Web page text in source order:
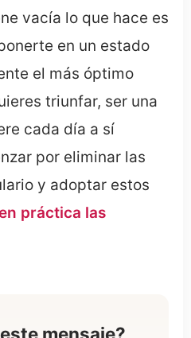
vacía lo que hace es
en un estado
el más óptimo
triunfar, ser una
cada día a sí
por eliminar las
y adoptar estos
práctica las
mensaje?